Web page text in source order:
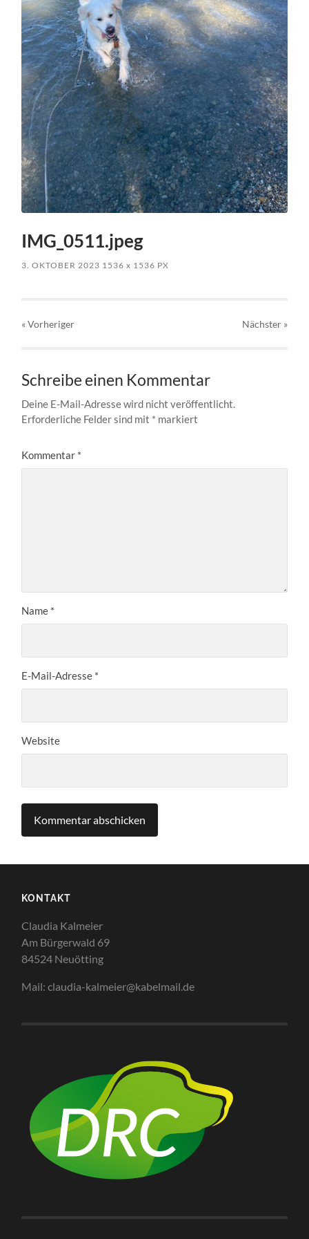
IMG_0511.jpeg
3. OKTOBER 2023 1536x 1536 PX
« Vorheriger Nächster »
Schreibe einen Kommentar
Deine E-Mail-Adresse wird nicht veröffentlicht.
Erforderliche Felder sind mit * markiert
Kommentar *
Name *
E-Mail-Adresse *
Website
KONTAKT
Claudia Kalmeier
Am Bürgerwald 69
84524 Neuötting
Mail: claudia-kalmeier@kabelmail.de